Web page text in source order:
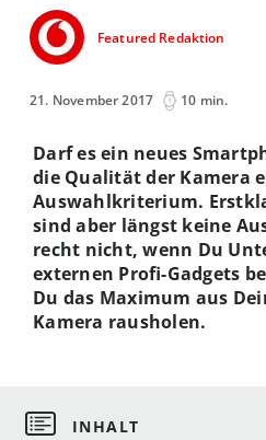
Featured Redaktion
21. November 2017 10 min.
Darf es ein neues
die Qualität der Kamera
Auswahlkriterium.
sind aber längst keine
recht nicht, wenn Du
externen Profi-Gadgets
Du das Maximum aus
Kamera rausholen.